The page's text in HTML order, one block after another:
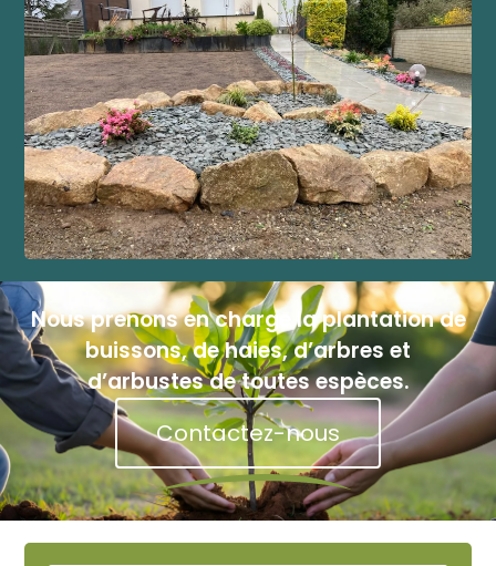
Nous prenons en charge la plantation de
buissons, de haies, d’arbres et
d’arbustes de toutes espèces.
Contactez-nous